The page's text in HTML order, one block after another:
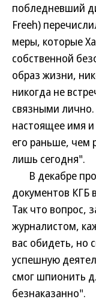
побледневший
Freeh)
меры, которые
собственной
образ жизни,
никогда не
связными
настоящее имя
его раньше, чем
лишь сегодня".
В декабре
документов КГБ
Так что вопрос,
журналистом,
вас обидеть, но
успешную
смог шпионить
безнаказанно".